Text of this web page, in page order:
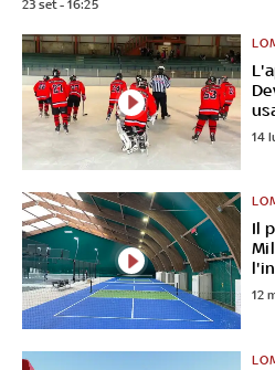
23 set - 16:25
14
Il
12